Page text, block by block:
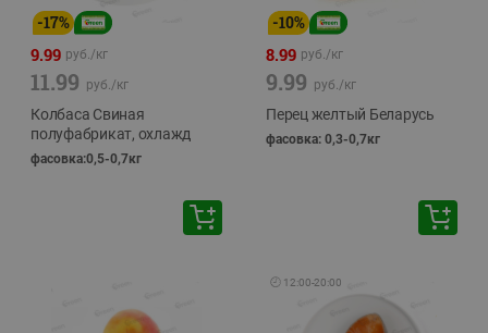
-17%
9.99 руб./кг
11.99 руб./кг
Колбаса Свиная
полуфабрикат, охлажд
фасовка:0,5-0,7кг
-10%
8.99 руб./кг
9.99 руб./кг
Перец желтый Беларусь
фасовка: 0,3-0,7кг
🕘 12:00-20:00